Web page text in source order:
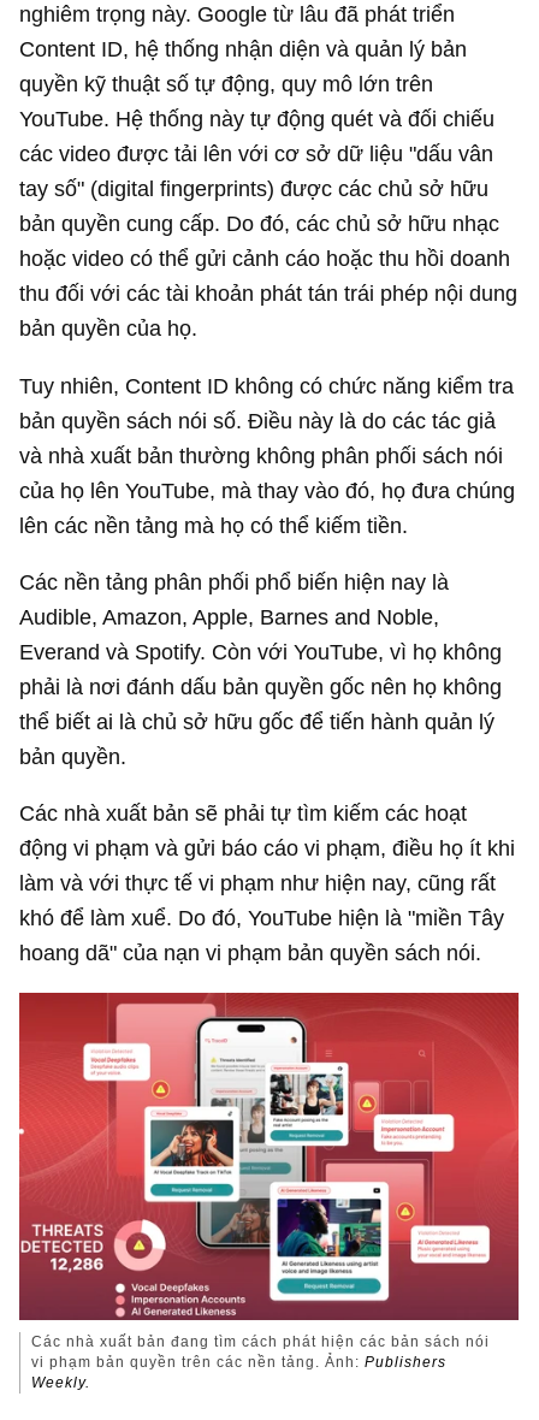
nghiêm trọng này. Google từ lâu đã phát triển
Content ID, hệ thống nhận diện và quản lý bản
quyền kỹ thuật số tự động, quy mô lớn trên
YouTube. Hệ thống này tự động quét và đối chiếu
các video được tải lên với cơ sở dữ liệu "dấu vân
tay số" (digital fingerprints) được các chủ sở hữu
bản quyền cung cấp. Do đó, các chủ sở hữu nhạc
hoặc video có thể gửi cảnh cáo hoặc thu hồi doanh
thu đối với các tài khoản phát tán trái phép nội dung
bản quyền của họ.
Tuy nhiên, Content ID không có chức năng kiểm tra
bản quyền sách nói số. Điều này là do các tác giả
và nhà xuất bản thường không phân phối sách nói
của họ lên YouTube, mà thay vào đó, họ đưa chúng
lên các nền tảng mà họ có thể kiếm tiền.
Các nền tảng phân phối phổ biến hiện nay là
Audible, Amazon, Apple, Barnes and Noble,
Everand và Spotify. Còn với YouTube, vì họ không
phải là nơi đánh dấu bản quyền gốc nên họ không
thể biết ai là chủ sở hữu gốc để tiến hành quản lý
bản quyền.
Các nhà xuất bản sẽ phải tự tìm kiếm các hoạt
động vi phạm và gửi báo cáo vi phạm, điều họ ít khi
làm và với thực tế vi phạm như hiện nay, cũng rất
khó để làm xuể. Do đó, YouTube hiện là "miền Tây
hoang dã" của nạn vi phạm bản quyền sách nói.
Các nhà xuất bản đang tìm cách phát hiện các bản sách nói
vi phạm bản quyền trên các nền tảng. Ảnh:Publishers
Weekly.